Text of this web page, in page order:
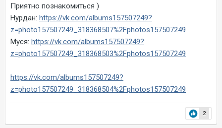
Приятно познакомиться )
Нурдан: https://vk.com/albums157507249?
z=photo157507249_318368507%2Fphotos157507249
Муся: https://vk.com/albums157507249?
z=photo157507249_318368503%2Fphotos157507249
https://vk.com/albums157507249?
z=photo157507249_318368504%2Fphotos157507249
2